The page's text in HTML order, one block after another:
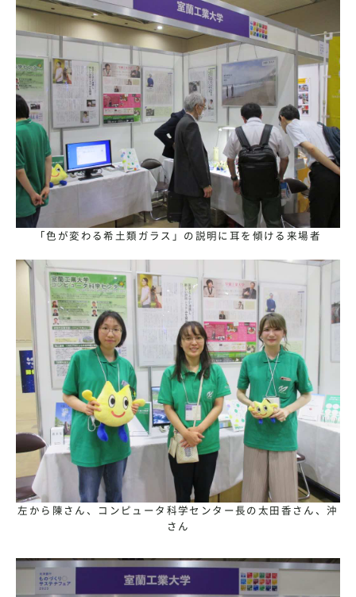
「色が変わる希土類ガラス」の説明に耳を傾ける来場者
左から陳さん、コンピュータ科学センター長の太田香さん、沖
さん